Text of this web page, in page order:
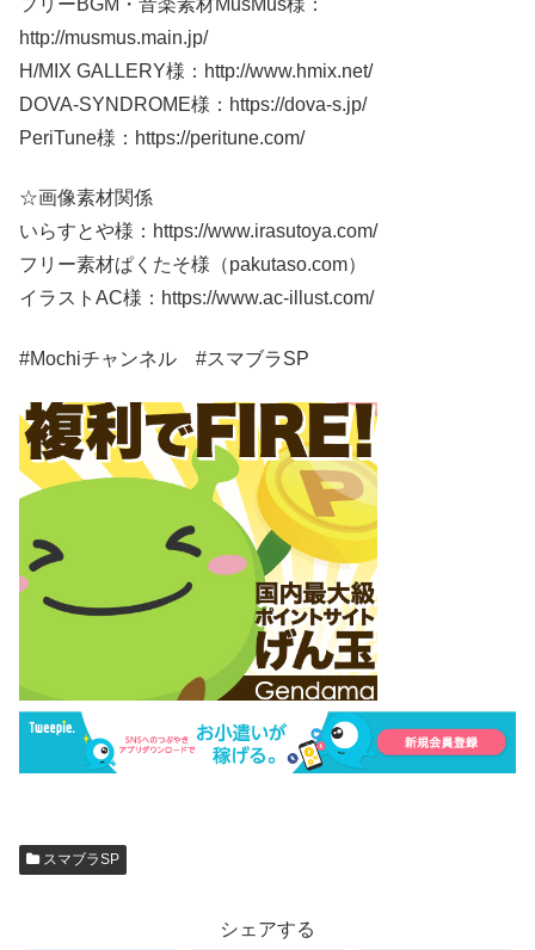
フリーBGM・音楽素材MusMus様：
http://musmus.main.jp/
H/MIX GALLERY様：http://www.hmix.net/
DOVA-SYNDROME様：https://dova-s.jp/
PeriTune様：https://peritune.com/
☆画像素材関係
いらすとや様：https://www.irasutoya.com/
フリー素材ぱくたそ様（pakutaso.com）
イラストAC様：https://www.ac-illust.com/
#Mochiチャンネル #スマブラSP
スマブラSP
シェアする